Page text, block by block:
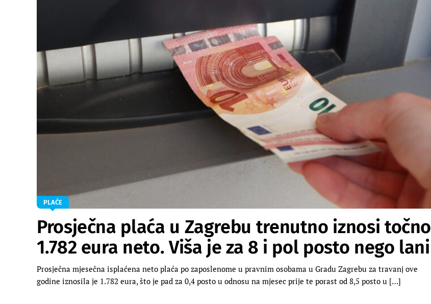
PLAĆE
Prosječna plaća u Zagrebu trenutno iznosi točno
1.782 eura neto. Viša je za 8 i pol posto nego lani
Prosječna mjesečna isplaćena neto plaća po zaposlenome u pravnim osobama u Gradu Zagrebu za travanj ove
godine iznosila je 1.782 eura, što je pad za 0,4 posto u odnosu na mjesec prije te porast od 8,5 posto u […]